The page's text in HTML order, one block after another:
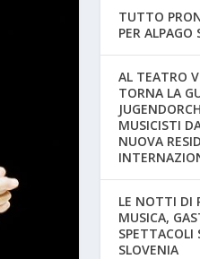
TUTTO
PER ALPAGO
AL TEATRO
TORNA LA
MUSICISTI
NUOVA
LE NOTTI DI
MUSICA,
SPETTACOLI
SLOVENIA